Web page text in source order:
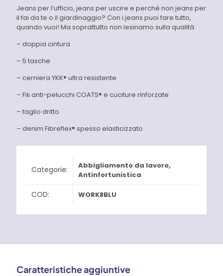
Jeans per l’ufficio, jeans per uscire e perché non jeans per
il fai da te o il giardinaggio? Con i jeans puoi fare tutto,
quando vuoi! Ma soprattutto non lesinamo sulla qualità:
– doppia cintura
– 5 tasche
– cerniera YKK® ultra resistente
– Fili anti-pelucchi COATS® e cuciture rinforzate
– taglio dritto
– denim Fibreflex® spesso elasticizzato
Categorie: Abbigliamento da lavoro,
Antinfortunistica
COD: WORK8BLU
Caratteristiche aggiuntive